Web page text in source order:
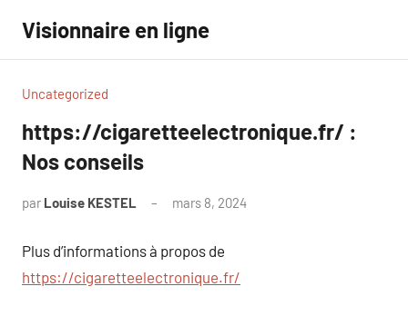
contenu
Visionnaire en ligne
Uncategorized
https://cigaretteelectronique.fr/ :
Nos conseils
par Louise KESTEL mars 8, 2024
Plus d’informations à propos de
https://cigaretteelectronique.fr/